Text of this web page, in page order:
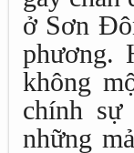
ở Sơn
phương.
không
chính
những